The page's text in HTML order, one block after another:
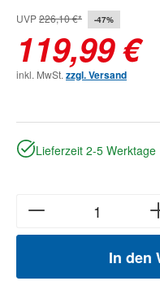
UVP226,10 €* -47%
119,99 €
inkl. MwSt. zzgl. Versand
Lieferzeit 2-5 Werktage
In den